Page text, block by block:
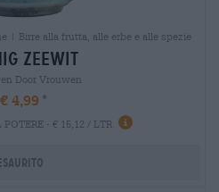
| Birre alla frutta, alle erbe e alle spezie
zeewit
Door Vrouwen
€ 4,99
POTERE - € 15,12 / LTR